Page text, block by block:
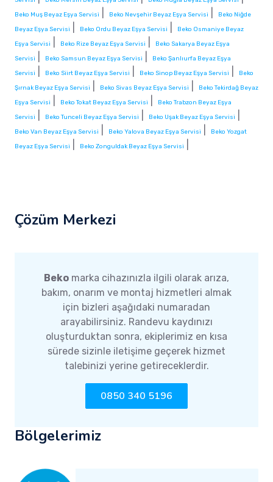
Beko Muş Beyaz Eşya Servisi Beko Nevşehir Beyaz Eşya Servisi
Beko Niğde
Beyaz Eşya Servisi
Beko Ordu Beyaz Eşya Servisi
Beko Osmaniye Beyaz
Eşya Servisi
Beko Rize Beyaz Eşya Servisi
Beko Sakarya Beyaz Eşya
Servisi
Beko Samsun Beyaz Eşya Servisi
Beko Şanlıurfa Beyaz Eşya
Servisi
Beko Siirt Beyaz Eşya Servisi Beko Sinop Beyaz Eşya Servisi
Beko
Şırnak Beyaz Eşya Servisi
Beko Sivas Beyaz Eşya Servisi
Beko Tekirdağ Beyaz
Eşya Servisi
Beko Tokat Beyaz Eşya Servisi
Beko Trabzon Beyaz Eşya
Servisi
Beko Tunceli Beyaz Eşya Servisi Beko Uşak Beyaz Eşya Servisi
Beko Van Beyaz Eşya Servisi Beko Yalova Beyaz Eşya Servisi
Beko Yozgat
Beyaz Eşya Servisi
Beko Zonguldak Beyaz Eşya Servisi
Çözüm Merkezi
Beko marka cihazınızla ilgili olarak arıza,
bakım, onarım ve montaj hizmetleri almak
için bizleri aşağıdaki numaradan
arayabilirsiniz. Randevu kaydınızı
oluşturduktan sonra, ekiplerimiz en kısa
sürede sizinle iletişime geçerek hizmet
talebinizi yerine getireceklerdir.
0850 340 5196
Bölgelerimiz